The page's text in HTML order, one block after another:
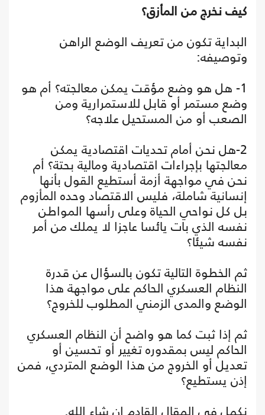
كيف نخرج من المأزق؟
البداية تكون من تعريف الوضع الراهن
وتوصيفه:
1- هل هو وضع مؤقت يمكن معالجته؟ أم هو
وضع مستمر أو قابل للاستمرارية ومن
الصعب أو من المستحيل علاجه؟
2-هل نحن أمام تحديات اقتصادية يمكن
معالجتها بإجراءات اقتصادية ومالية بحتة؟ أم
نحن في مواجهة أزمة أستطيع القول بأنها
إنسانية شاملة، فليس الاقتصاد وحده المأزوم
بل كل نواحي الحياة وعلى رأسها المواطن
نفسه الذي بات يائسا عاجزا لا يملك من أمر
نفسه شيئا؟
ثم الخطوة التالية تكون بالسؤال عن قدرة
النظام العسكري الحاكم على مواجهة هذا
الوضع والمدى الزمني المطلوب للخروج؟
ثم إذا ثبت كما هو واضح أن النظام العسكري
الحاكم ليس بمقدوره تغيير أو تحسين أو
تعديل أو الخروج من هذا الوضع المتردي، فمن
إذن يستطيع؟
نكمل في المقال القادم إن شاء الله.